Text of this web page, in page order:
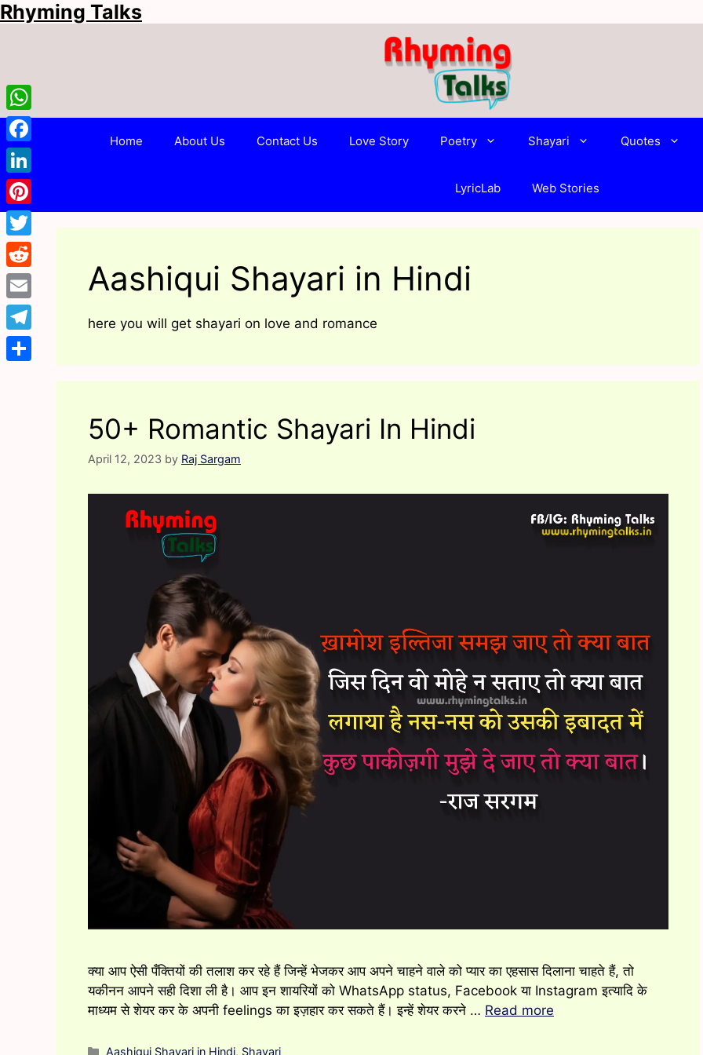
Skip
to
Rhyming Talks
Home About Us Contact Us Love Story Poetry Shayari Quotes
LyricLab Web Stories
Aashiqui Shayari in Hindi
here you will get shayari on love and romance
50+ Romantic Shayari In Hindi
April 12, 2023 by Raj Sargam
क्या आप ऐसी पँक्तियों की तलाश कर रहे हैं जिन्हें भेजकर आप अपने चाहने वाले को प्यार का एहसास दिलाना चाहते हैं, तो
यकीनन आपने सही दिशा ली है। आप इन शायरियों को WhatsApp status, Facebook या Instagram इत्यादि के
माध्यम से शेयर कर के अपनी feelings का इज़हार कर सकते हैं। इन्हें शेयर करने … Read more
Categories
Aashiqui Shayari in Hindi, Shayari
WhatsApp
Facebook
LinkedIn
Pinterest
Twitter
Reddit
Email
Telegram